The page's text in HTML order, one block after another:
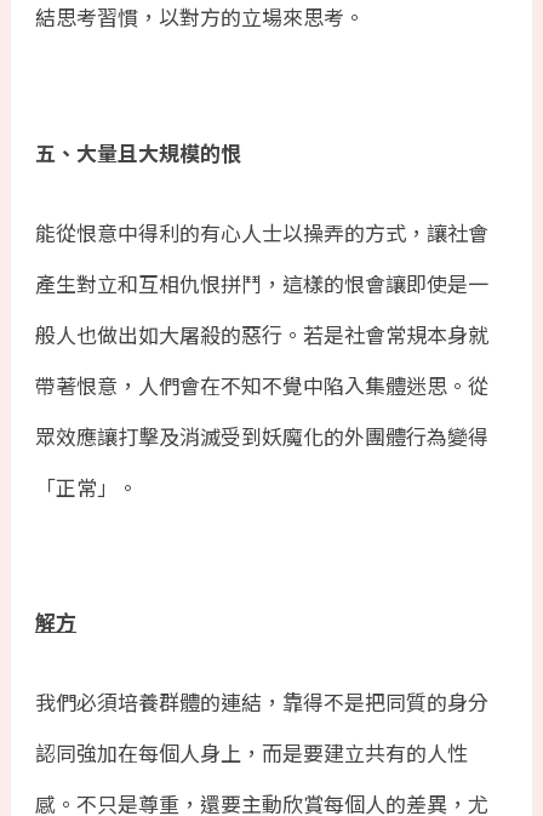
結思考習慣，以對方的立場來思考。
五、大量且大規模的恨
能從恨意中得利的有心人士以操弄的方式，讓社會
產生對立和互相仇恨拼鬥，這樣的恨會讓即使是一
般人也做出如大屠殺的惡行。若是社會常規本身就
帶著恨意，人們會在不知不覺中陷入集體迷思。從
眾效應讓打擊及消滅受到妖魔化的外團體行為變得
「正常」。
解方
我們必須培養群體的連結，靠得不是把同質的身分
認同強加在每個人身上，而是要建立共有的人性
感。不只是尊重，還要主動欣賞每個人的差異，尤